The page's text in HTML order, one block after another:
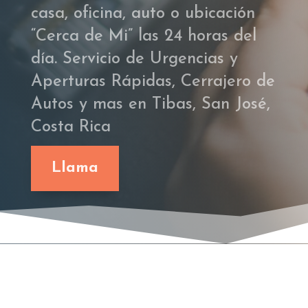
casa, oficina, auto o ubicación
“Cerca de Mi” las 24 horas del
día. Servicio de Urgencias y
Aperturas Rápidas, Cerrajero de
Autos y mas en Tibas, San José,
Costa Rica
Llama